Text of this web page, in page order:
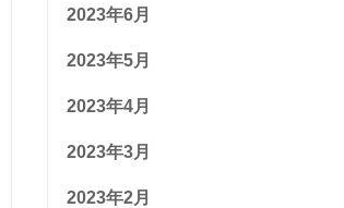
2023年6月
2023年5月
2023年4月
2023年3月
2023年2月